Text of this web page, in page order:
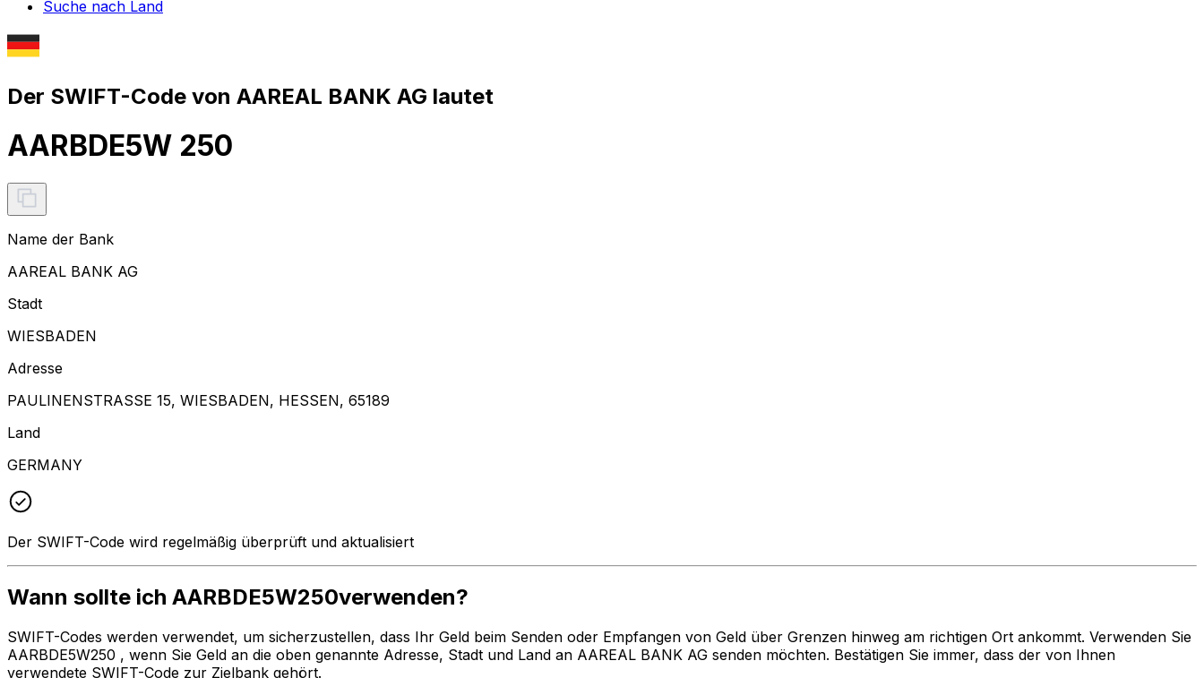
Suche nach Land
Der SWIFT-Code von AAREAL BANK AG lautet
AARBDE5W 250
Name der Bank
AAREAL BANK AG
Stadt
WIESBADEN
Adresse
PAULINENSTRASSE 15, WIESBADEN, HESSEN, 65189
Land
GERMANY
Der SWIFT-Code wird regelmäßig überprüft und aktualisiert
Wann sollte ich AARBDE5W250verwenden?
SWIFT-Codes werden verwendet, um sicherzustellen, dass Ihr Geld beim Senden oder Empfangen von Geld über Grenzen hinweg am richtigen Ort ankommt. Verwenden Sie
AARBDE5W250 , wenn Sie Geld an die oben genannte Adresse, Stadt und Land an AAREAL BANK AG senden möchten. Bestätigen Sie immer, dass der von Ihnen
verwendete SWIFT-Code zur Zielbank gehört.